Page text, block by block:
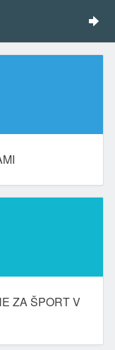
ZA ŠPORT V